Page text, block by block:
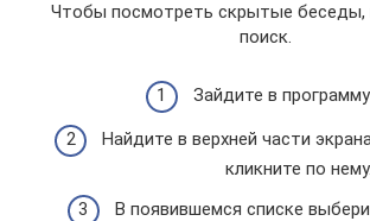
Чтобы посмотреть скрытые беседы,
поиск.
Зайдите в
Найдите в верхней части
кликните по нему.
В появившемся списке